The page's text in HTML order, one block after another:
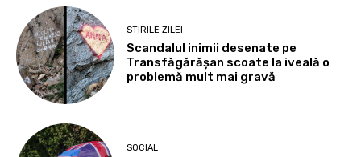
STIRILE ZILEI
Scandalul inimii desenate pe
Transfăgărășan scoate la iveală o
problemă mult mai gravă
SOCIAL